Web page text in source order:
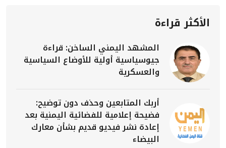
الأكثر قراءة
المشهد اليمني الساخن: قراءة
جيوسياسية أولية للأوضاع السياسية
والعسكرية
أربك المتابعين وحذف دون توضيح:
فضيحة إعلامية للفضائية اليمنية بعد
إعادة نشر فيديو قديم بشأن معارك
البيضاء